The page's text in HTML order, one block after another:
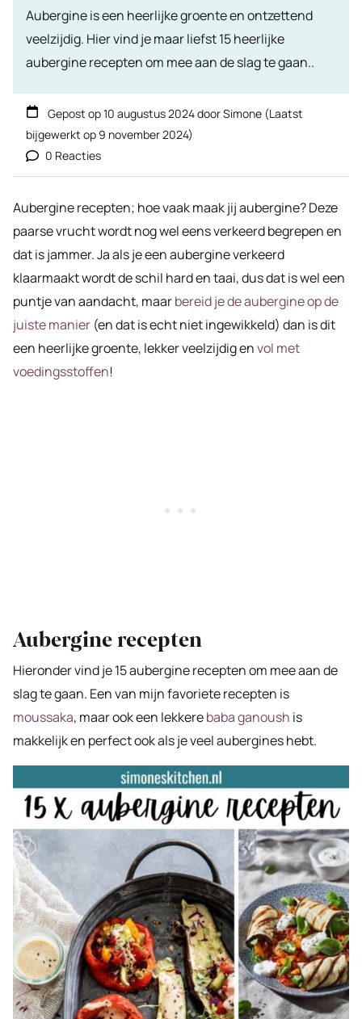
Aubergine is een heerlijke groente en ontzettend
veelzijdig. Hier vind je maar liefst 15 heerlijke
aubergine recepten om mee aan de slag te gaan..
Gepost op10 augustus 2024doorSimone (Laatst
bijgewerkt op 9 november 2024)
0 Reacties
Aubergine recepten; hoe vaak maak jij aubergine? Deze
paarse vrucht wordt nog wel eens verkeerd begrepen en
dat is jammer. Ja als je een aubergine verkeerd
klaarmaakt wordt de schil hard en taai, dus dat is wel een
puntje van aandacht, maarbereid je de aubergine op de
juiste manier (en dat is echt niet ingewikkeld) dan is dit
een heerlijke groente, lekker veelzijdig envol met
voedingsstoffen!
Aubergine recepten
Hieronder vind je 15 aubergine recepten om mee aan de
slag te gaan. Een van mijn favoriete recepten is
moussaka, maar ook een lekkerebaba ganoush is
makkelijk en perfect ook als je veel aubergines hebt.